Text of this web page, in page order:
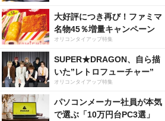
大好評につき再び！ファミマ
名物45％増量キャンペーン
オリコンタイアップ特集
SUPER★DRAGON、自ら描
いた”レトロフューチャー”
オリコンタイアップ特集
パソコンメーカー社員が本気
で選ぶ「10万円台PC3選」